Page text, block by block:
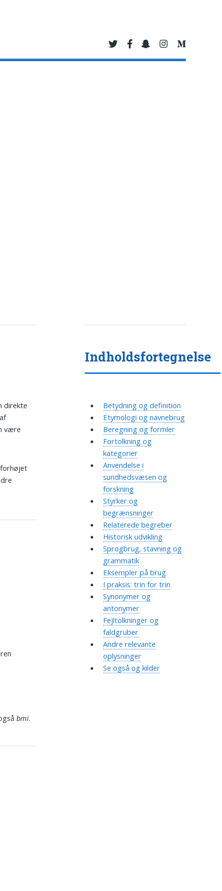
direkte
være
bmi.
Indholdsfortegnelse
Betydning og definition
Etymologi og navnebrug
Beregning og formler
Fortolkning og
kategorier
Anvendelse i
sundhedsvæsen og
forskning
Styrker og
begrænsninger
Relaterede begreber
Historisk udvikling
Sprogbrug, stavning og
grammatik
Eksempler på brug
I praksis: trin for trin
Synonymer og
antonymer
Fejltolkninger og
faldgruber
Andre relevante
oplysninger
Se også og kilder